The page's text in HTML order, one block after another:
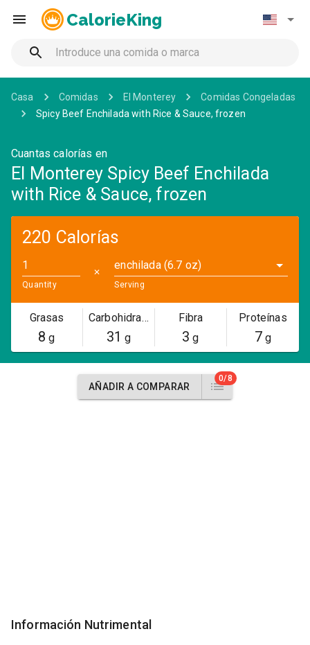
CalorieKing
Casa Comidas El Monterey
Comidas Congeladas
Spicy Beef Enchilada with Rice & Sauce, frozen
Cuantas calorías en
El Monterey Spicy Beef Enchilada
with Rice & Sauce, frozen
220 Calorías
Quantity
✕
enchilada (6.7 oz)
Serving
Grasas
8 g
Carbohidratos
31 g
Fibra
3 g
Proteínas
7g
AÑADIR A COMPARAR
0/8
Información Nutrimental